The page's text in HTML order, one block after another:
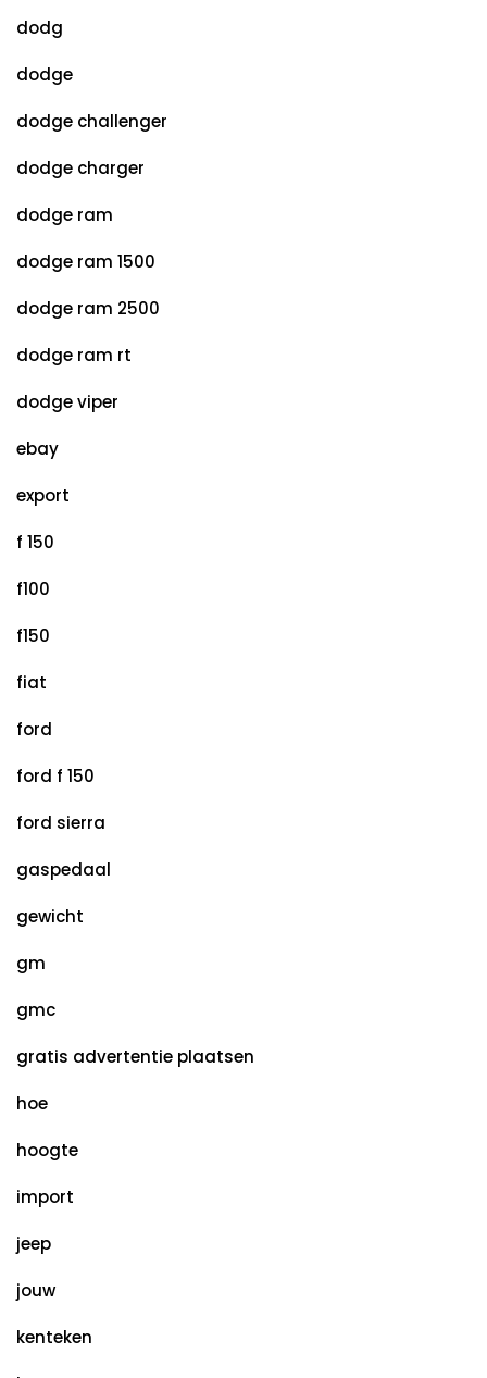
dodg
dodge
dodge challenger
dodge charger
dodge ram
dodge ram 1500
dodge ram 2500
dodge ram rt
dodge viper
ebay
export
f 150
f100
f150
fiat
ford
ford f 150
ford sierra
gaspedaal
gewicht
gm
gmc
gratis advertentie plaatsen
hoe
hoogte
import
jeep
jouw
kenteken